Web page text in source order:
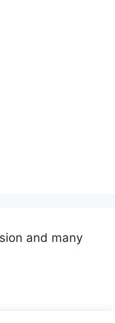
and many